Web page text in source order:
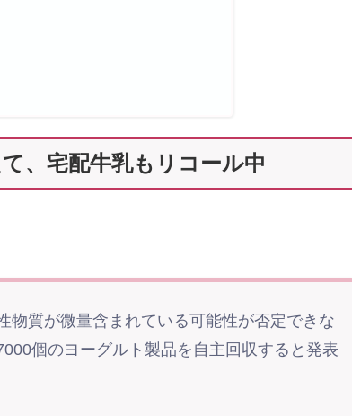
、宅配牛乳もリコール中
物質が微量含まれている可能性が否定できな
個のヨーグルト製品を自主回収すると発表